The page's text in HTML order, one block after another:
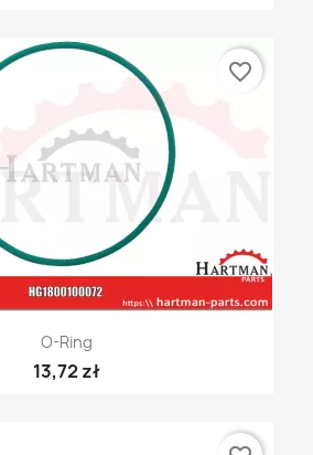
O-Ring
13,72 zł
favorite_border